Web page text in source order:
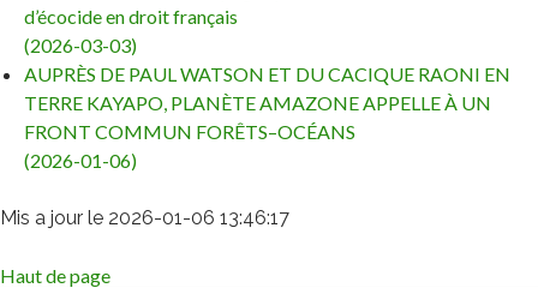
d’écocide en droit français
(2026-03-03)
AUPRÈS DE PAUL WATSON ET DU CACIQUE RAONI EN
TERRE KAYAPO, PLANÈTE AMAZONE APPELLE À UN
FRONT COMMUN FORÊTS–OCÉANS
(2026-01-06)
Mis a jour le 2026-01-06 13:46:17
Haut de page